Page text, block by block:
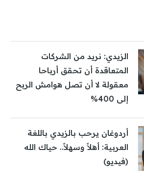
الزيدي: نريد من الشركات
المتعاقدة أن تحقق أرباحا
معقولة لا أن تصل هوامش الربح
إلى 400%
أردوغان يرحب بالزيدي باللغة
العربية: أهلاً وسهلاً.. حياك الله
(فيديو)